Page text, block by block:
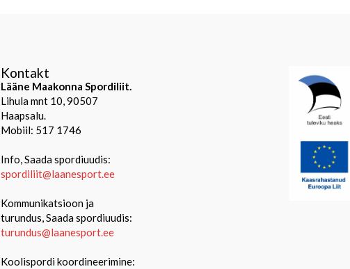
Kontakt
Lääne Maakonna Spordiliit.
Lihula mnt 10, 90507
Haapsalu.
Mobiil: 517 1746
Info, Saada spordiuudis:
spordiliit@laanesport.ee
Kommunikatsioon ja
turundus, Saada spordiuudis:
turundus@laanesport.ee
Koolispordi koordineerimine: